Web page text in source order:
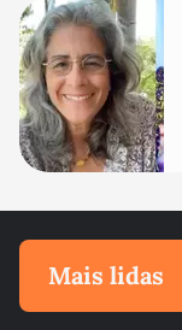
Mais lidas